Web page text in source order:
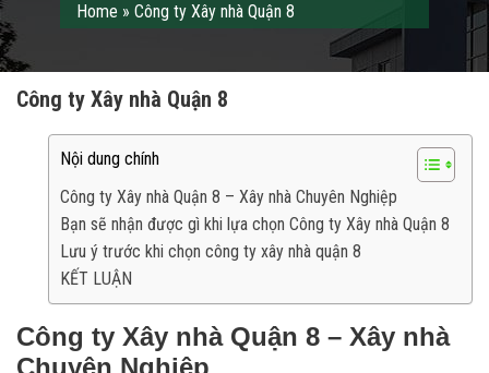
Home » Công ty Xây nhà Quận 8
Công ty Xây nhà Quận 8
Nội dung chính
Công ty Xây nhà Quận 8 – Xây nhà Chuyên Nghiệp
Bạn sẽ nhận được gì khi lựa chọn Công ty Xây nhà Quận 8
Lưu ý trước khi chọn công ty xây nhà quận 8
KẾT LUẬN
Công ty Xây nhà Quận 8 – Xây nhà